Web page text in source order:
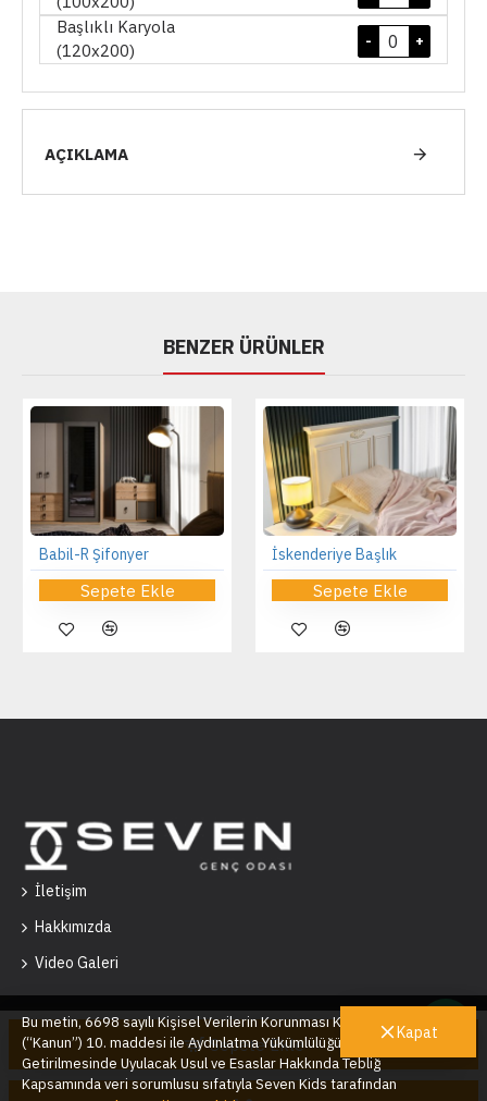
Sepete Ekle
Başlıklı Karyola
(120x200)
+
-
AÇIKLAMA
BENZER ÜRÜNLER
Babil-R Şifonyer
Sepete Ekle
İskenderiye Başlık
Sepete Ekle
İletişim
Hakkımızda
Video Galeri
Seven Kids © 2025
Kapat
Bu metin, 6698 sayılı Kişisel Verilerin Korunması Kanunu’nun
(“Kanun”) 10. maddesi ile Aydınlatma Yükümlülüğünün Yerine
Getirilmesinde Uyulacak Usul ve Esaslar Hakkında Tebliğ
Kapsamında veri sorumlusu sıfatıyla Seven Kids tarafından